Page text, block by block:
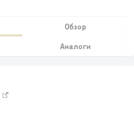
Обзор
Аналоги